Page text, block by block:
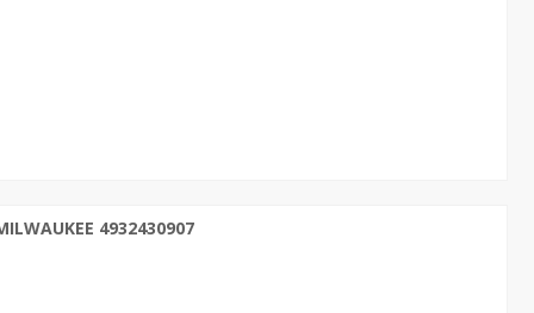
4932430907